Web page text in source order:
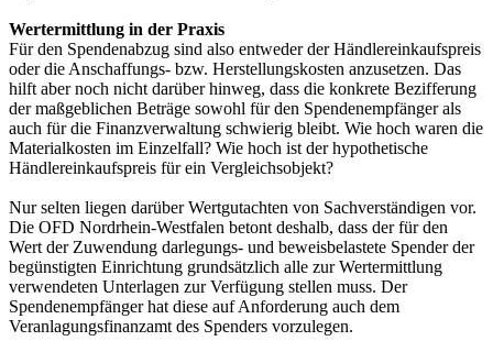
Wertermittlung in der Praxis
Für den Spendenabzug sind also entweder der Händlereinkaufspreis
oder die Anschaffungs- bzw. Herstellungskosten anzusetzen. Das
hilft aber noch nicht darüber hinweg, dass die konkrete Bezifferung
der maßgeblichen Beträge sowohl für den Spendenempfänger als
auch für die Finanzverwaltung schwierig bleibt. Wie hoch waren die
Materialkosten im Einzelfall? Wie hoch ist der hypothetische
Händlereinkaufspreis für ein Vergleichsobjekt?
Nur selten liegen darüber Wertgutachten von Sachverständigen vor.
Die OFD Nordrhein-Westfalen betont deshalb, dass der für den
Wert der Zuwendung darlegungs- und beweisbelastete Spender der
begünstigten Einrichtung grundsätzlich alle zur Wertermittlung
verwendeten Unterlagen zur Verfügung stellen muss. Der
Spendenempfänger hat diese auf Anforderung auch dem
Veranlagungsfinanzamt des Spenders vorzulegen.